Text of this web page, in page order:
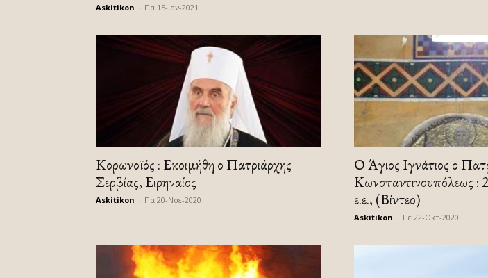
Askitikon Πα 15-Ιαν-2021
Κορωνοϊός : Εκοιμήθη ο Πατριάρχης
Σερβίας, Ειρηναίος
Askitikon Πα 20-Νοέ-2020
Ο Άγιος Ιγνάτιος ο
Κωνσταντινουπόλεως :
ε.ε., (Βίντεο)
Askitikon Πε 22-Οκτ-2020